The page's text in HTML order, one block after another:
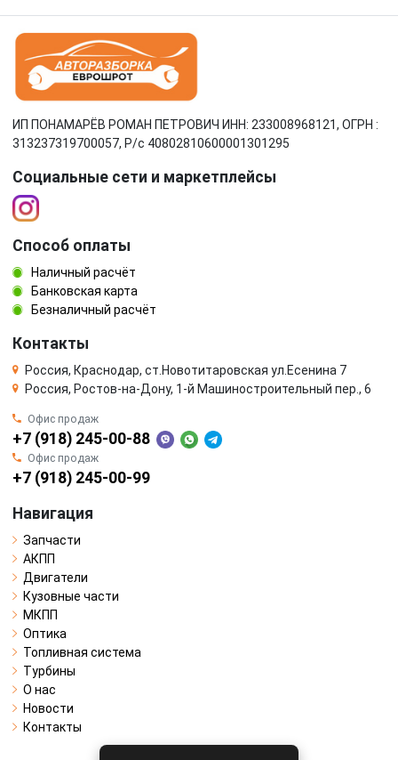
ИП ПОНАМАРЁВ РОМАН ПЕТРОВИЧ ИНН: 233008968121, ОГРН :
313237319700057, Р/c 40802810600001301295
Социальные сети и маркетплейсы
Способ оплаты
Наличный расчёт
Банковская карта
Безналичный расчёт
Контакты
Россия, Краснодар, ст.Новотитаровская ул.Есенина 7
Россия, Ростов-на-Дону, 1-й Машиностроительный пер., 6
Офис продаж
+7 (918) 245-00-88
Офис продаж
+7 (918) 245-00-99
Навигация
Запчасти
АКПП
Двигатели
Кузовные части
МКПП
Оптика
Топливная система
Турбины
О нас
Новости
Контакты